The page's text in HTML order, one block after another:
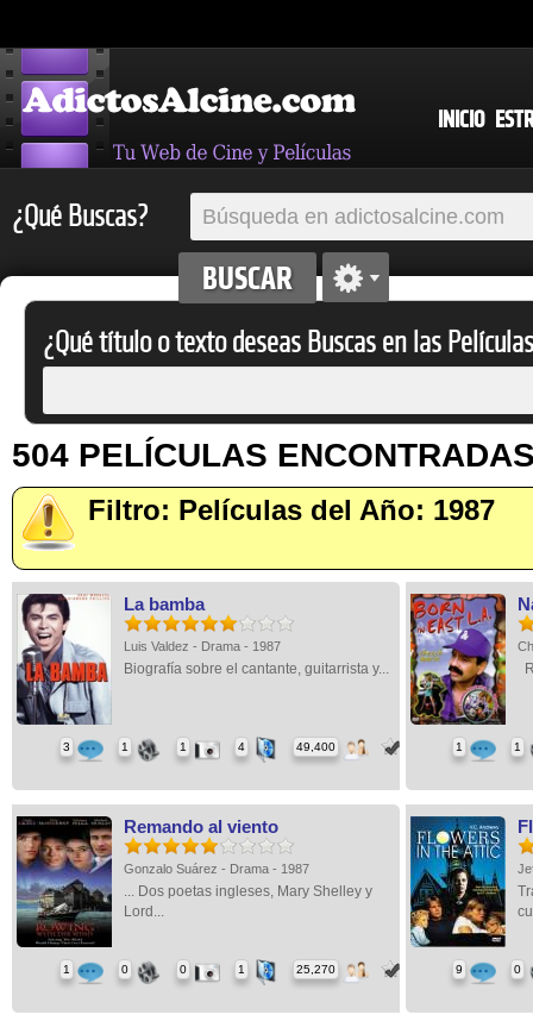
INICIO
¿Qué Buscas?
¿Qué título o texto deseas Buscas en las
504 PELÍCULAS
Filtro: Películas del Año: 1987
La bamba
Luis Valdez - Drama - 1987
Biografía sobre el cantante, guitarrista y...
3 1 1 4 49,400 1 1
Remando al viento
Gonzalo Suárez - Drama - 1987
... Dos poetas ingleses, Mary Shelley y
Lord...
1 0 0 1 25,270 9 0